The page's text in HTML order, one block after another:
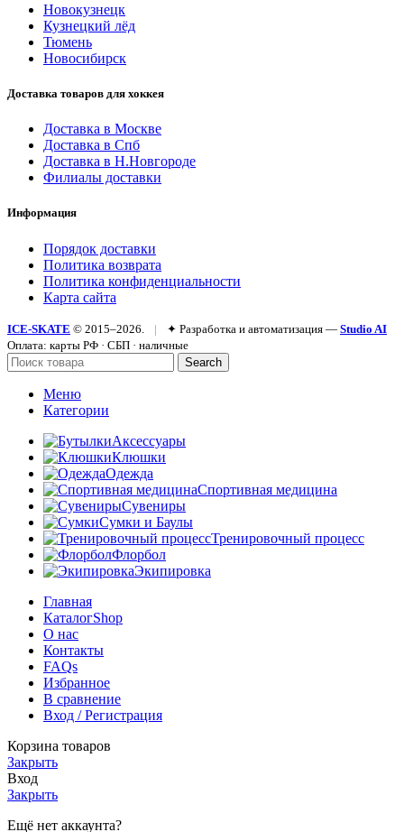
Новокузнецк
Кузнецкий лёд
Тюмень
Новосибирск
Доставка товаров для хоккея
Доставка в Москве
Доставка в Спб
Доставка в Н.Новгороде
Филиалы доставки
Информация
Порядок доставки
Политика возврата
Политика конфиденциальности
Карта сайта
ICE-SKATE © 2015–2026. | ✦ Разработка и автоматизация — Studio AI
Оплата: карты РФ · СБП · наличные
Search
Меню
Категории
Аксессуары
Клюшки
Одежда
Спортивная медицина
Сувениры
Сумки и Баулы
Тренировочный процесс
Флорбол
Экипировка
Главная
КаталогShop
О нас
Контакты
FAQs
Избранное
В сравнение
Вход / Регистрация
Корзина товаров
Закрыть
Вход
Закрыть
Ещё нет аккаунта?